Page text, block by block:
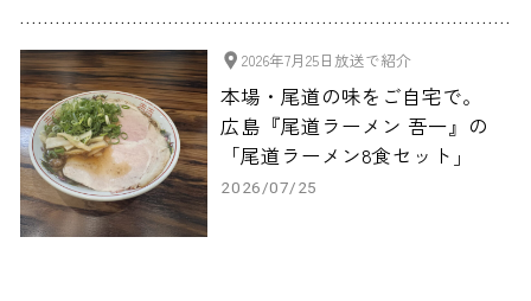
2026年7月25日放送で紹介
本場・尾道の味をご自宅で。
広島『尾道ラーメン 吾一』の
「尾道ラーメン8食セット」
2026/07/25